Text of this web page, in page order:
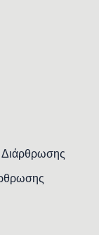
Διάρθρωσης